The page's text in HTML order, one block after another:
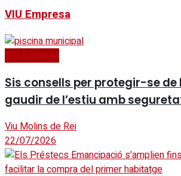
VIU Empresa
VIU Empresa
Sis consells per protegir-se de
gaudir de l’estiu amb
Viu Molins de Rei
22/07/2026